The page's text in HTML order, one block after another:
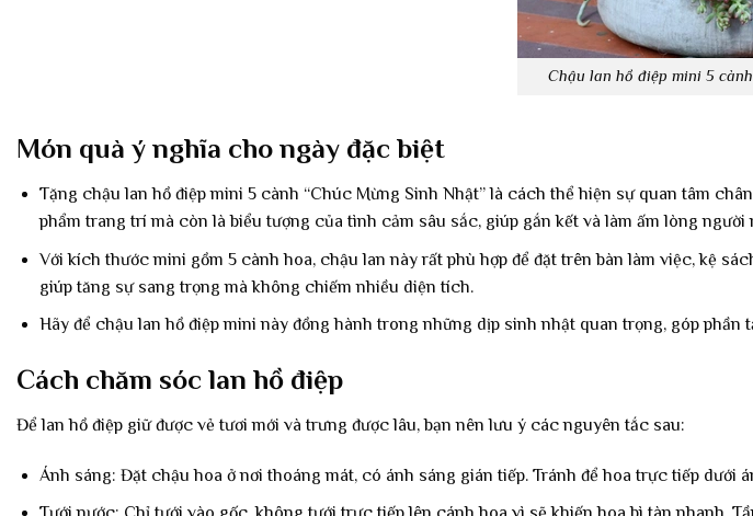
Chậu lan hồ điệp mini 5
Món quà ý nghĩa cho ngày đặc biệt
Tặng chậu lan hồ điệp mini 5 cành “Chúc Mừng Sinh Nhật” là cách thể hiện sự quan tâm
phẩm trang trí mà còn là biểu tượng của tình cảm sâu sắc, giúp gắn kết và làm ấm lòng người
Với kích thước mini gồm 5 cành hoa, chậu lan này rất phù hợp để đặt trên bàn làm việc, kệ
giúp tăng sự sang trọng mà không chiếm nhiều diện tích.
Hãy để chậu lan hồ điệp mini này đồng hành trong những dịp sinh nhật quan trọng, góp
Cách chăm sóc lan hồ điệp
Để lan hồ điệp giữ được vẻ tươi mới và trưng được lâu, bạn nên lưu ý các nguyên tắc sau:
Ánh sáng: Đặt chậu hoa ở nơi thoáng mát, có ánh sáng gián tiếp. Tránh để hoa trực tiếp dưới